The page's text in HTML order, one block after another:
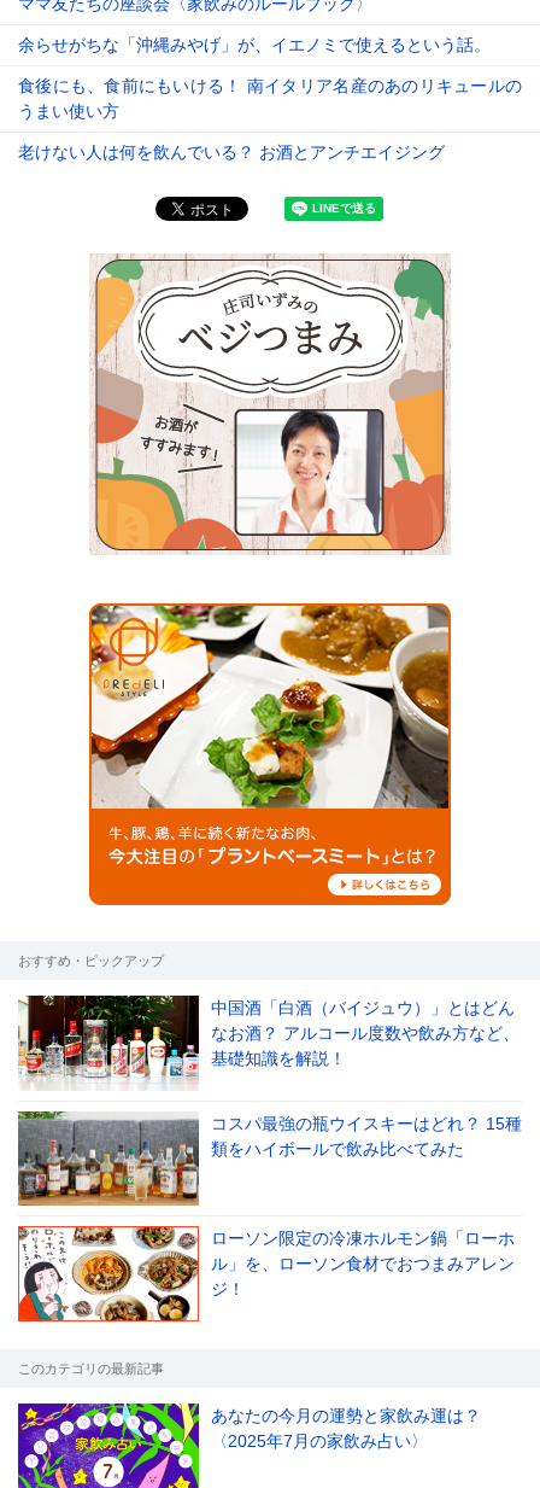
余らせがちな「沖縄みやげ」が、イエノミで使えるという話。
食後にも、食前にもいける！ 南イタリア名産のあのリキュールの
うまい使い方
老けない人は何を飲んでいる？ お酒とアンチエイジング
おすすめ・ピックアップ
中国酒「白酒（バイジュウ）」とはどん
なお酒？ アルコール度数や飲み方など、
基礎知識を解説！
コスパ最強の瓶ウイスキーはどれ？ 15種
類をハイボールで飲み比べてみた
ローソン限定の冷凍ホルモン鍋「ローホ
ル」を、ローソン食材でおつまみアレン
ジ！
このカテゴリの最新記事
あなたの今月の運勢と家飲み運は？
〈2025年7月の家飲み占い〉